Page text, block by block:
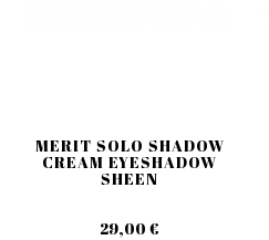
MERIT SOLO SHADOW
CREAM EYESHADOW
SHEEN
29,00 €